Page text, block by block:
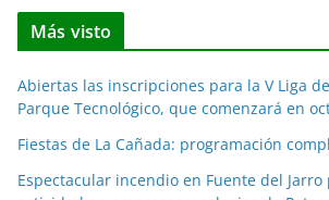
t
i
a
s
p
Más visto
Abiertas las inscripciones para la V Liga
Parque Tecnológico, que comenzará en
Fiestas de La Cañada: programación
Espectacular incendio en Fuente del Jarro